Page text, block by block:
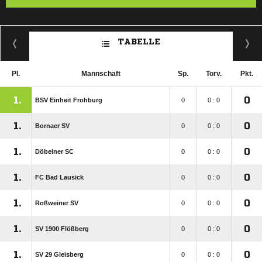
TABELLE
Pl. Mannschaft Sp. Torv. Pkt.
1. BSV Einheit Frohburg 0 0 : 0 0
1. Bornaer SV 0 0 : 0 0
1. Döbelner SC 0 0 : 0 0
1. FC Bad Lausick 0 0 : 0 0
1. Roßweiner SV 0 0 : 0 0
1. SV 1900 Flößberg 0 0 : 0 0
1. SV 29 Gleisberg 0 0 : 0 0